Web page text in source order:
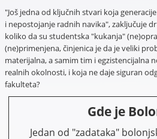
"Još jedna od ključnih stvari koja
i nepostojanje radnih navika", zaključuje
koliko da su studentska "kukanja"
(ne)primenjena, činjenica je da je veliki
materijalna, a samim tim i egzistencijalna
realnih okolnosti, i koja ne daje siguran
fakulteta?
Gde je
Jedan od "zadataka"